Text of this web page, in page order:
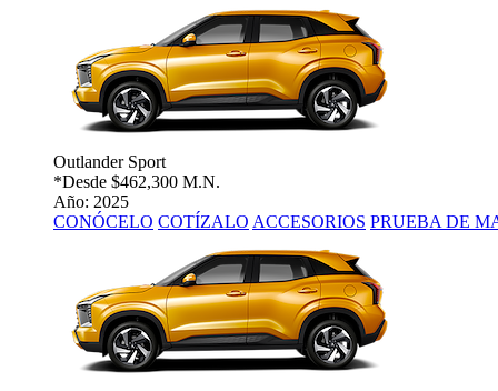
Outlander Sport
*Desde $462,300 M.N.
Año: 2025
CONÓCELO COTÍZALO ACCESORIOS PRUEBA DE